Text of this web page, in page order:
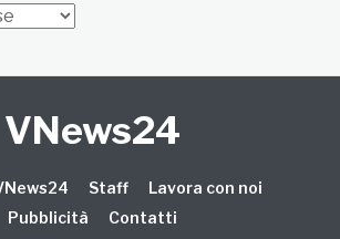
VNews24
Staff
Lavora con noi
Pubblicità
Contatti